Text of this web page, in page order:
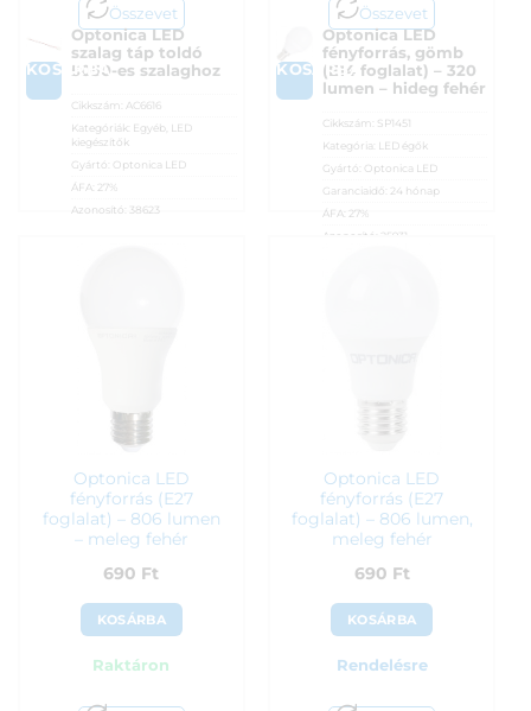
Összevet
KOSÁRBA
Optonica LED
szalag táp toldó
5050-es szalaghoz
Cikkszám: AC6616
Kategóriák: Egyéb LED
kiegészítők
Gyártó: Optonica LED
ÁFA:
27%
Azonosító:
38623
Összevet
KOSÁRBA
Optonica LED
fényforrás, gömb
(E14 foglalat) – 320
lumen – hideg fehér
Cikkszám: SP1451
Kategória: LED égők
Gyártó: Optonica LED
Garanciaidő:
24 hónap
ÁFA:
27%
Azonosító:
25931
Optonica LED
fényforrás (E27
foglalat) – 806 lumen
– meleg fehér
690 Ft
KOSÁRBA
Raktáron
Optonica LED
fényforrás (E27
foglalat) – 806 lumen,
meleg fehér
690 Ft
KOSÁRBA
Rendelésre